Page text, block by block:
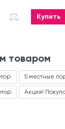
Купить
товаром
5 местные
Акция!